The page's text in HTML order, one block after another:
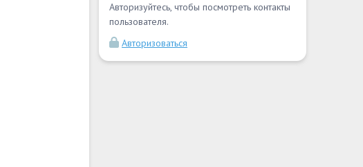
Авторизуйтесь, чтобы посмотреть контакты
пользователя.
Авторизоваться